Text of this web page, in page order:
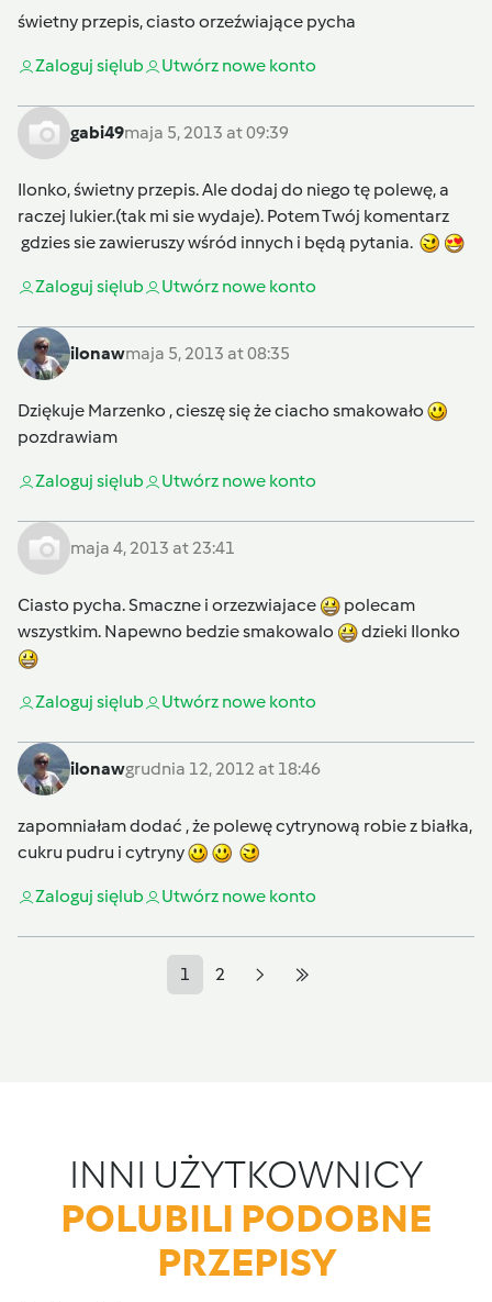
świetny przepis, ciasto orzeźwiające pycha
Zaloguj sięlub Utwórz nowe konto
gabi49maja 5, 2013 at 09:39
Ilonko, świetny przepis. Ale dodaj do niego tę polewę, a
raczej lukier.(tak mi sie wydaje). Potem Twój komentarz
gdzies sie zawieruszy wśród innych i będą pytania.
Zaloguj sięlub Utwórz nowe konto
ilonawmaja 5, 2013 at 08:35
Dziękuje Marzenko , cieszę się że ciacho smakowało
pozdrawiam
Zaloguj sięlub Utwórz nowe konto
maja 4, 2013 at 23:41
Ciasto pycha. Smaczne i orzezwiajace
polecam
wszystkim. Napewno bedzie smakowalo
dzieki Ilonko
Zaloguj sięlub Utwórz nowe konto
ilonawgrudnia 12, 2012 at 18:46
zapomniałam dodać , że polewę cytrynową robie z białka,
cukru pudru i cytryny
Zaloguj sięlub Utwórz nowe konto
1 2
INNI UŻYTKOWNICY
POLUBILI PODOBNE
PRZEPISY